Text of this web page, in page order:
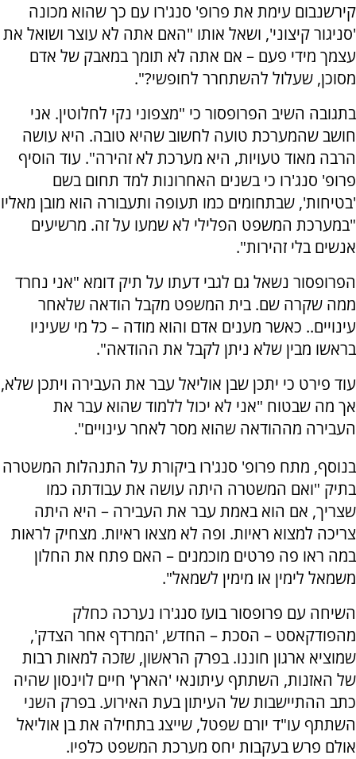
קירשנבום עימת את פרופ' סנג'רו עם כך שהוא מכונה
'סניגור קיצוני', ושאל אותו "האם אתה לא עוצר ושואל את
עצמך מידי פעם – אם אתה לא תומך במאבק של אדם
מסוכן, שעלול להשתחרר לחופשי?".
בתגובה השיב הפרופסור כי "מצפוני נקי לחלוטין. אני
חושב שהמערכת טועה לחשוב שהיא טובה. היא עושה
הרבה מאוד טעויות, היא מערכת לא זהירה". עוד הוסיף
פרופ' סנג'רו כי בשנים האחרונות למד תחום בשם
'בטיחות', שבתחומים כמו תעופה ותעבורה הוא מובן מאליו
"במערכת המשפט הפלילי לא שמעו על זה. מרשיעים
אנשים בלי זהירות".
הפרופסור נשאל גם לגבי דעתו על תיק דומא "אני נחרד
ממה שקרה שם. בית המשפט מקבל הודאה שלאחר
עינויים.. כאשר מענים אדם והוא מודה – כל מי שעיניו
בראשו מבין שלא ניתן לקבל את ההודאה".
עוד פירט כי יתכן שבן אוליאל עבר את העבירה ויתכן שלא,
אך מה שבטוח "אני לא יכול ללמוד שהוא עבר את
העבירה מההודאה שהוא מסר לאחר עינויים".
בנוסף, מתח פרופ' סנג'רו ביקורת על התנהלות המשטרה
בתיק "ואם המשטרה היתה עושה את עבודתה כמו
שצריך, אם הוא באמת עבר את העבירה – היא היתה
צריכה למצוא ראיות. ופה לא מצאו ראיות. מצחיק לראות
במה ראו פה פרטים מוכמנים – האם פתח את החלון
משמאל לימין או מימין לשמאל".
השיחה עם פרופסור בועז סנג'רו נערכה כחלק
מהפודקאסט – הסכת – החדש, 'המרדף אחר הצדק',
שמוציא ארגון חוננו. בפרק הראשון, שזכה למאות רבות
של האזנות, השתתף עיתונאי 'הארץ' חיים לוינסון שהיה
כתב ההתיישבות של העיתון בעת האירוע. בפרק השני
השתתף עו"ד יורם שפטל, שייצג בתחילה את בן אוליאל
אולם פרש בעקבות יחס מערכת המשפט כלפיו.